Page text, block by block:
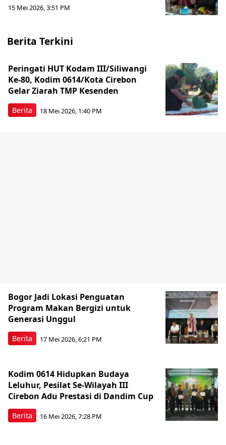
15 Mei 2026, 3:51 PM
Berita Terkini
Berita
Peringati HUT Kodam III/Siliwangi
Ke-80, Kodim 0614/Kota Cirebon
Gelar Ziarah TMP Kesenden
18 Mei 2026, 1:40 PM
Berita
Bogor Jadi Lokasi Penguatan
Program Makan Bergizi untuk
Generasi Unggul
17 Mei 2026, 6:21 PM
Berita
Kodim 0614 Hidupkan Budaya
Leluhur, Pesilat Se-Wilayah III
Cirebon Adu Prestasi di Dandim Cup
16 Mei 2026, 7:28 PM